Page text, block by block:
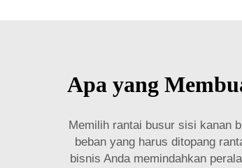
Apa yang
Memilih rantai busur sisi kanan
beban yang harus ditopang
bisnis Anda memindahkan